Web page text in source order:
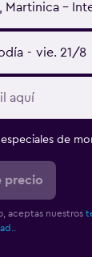
- vie. 21/8
de
precio
aceptas nuestros
.